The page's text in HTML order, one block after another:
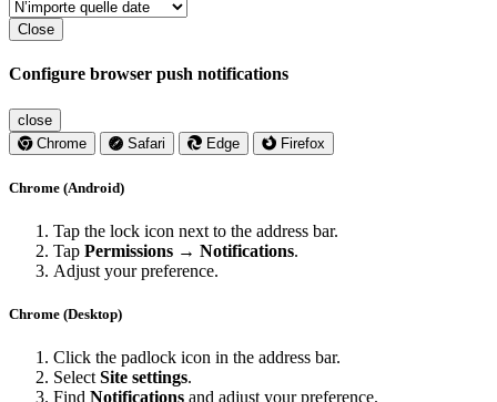
Close
Configure browser push notifications
close
Chrome
Safari Edge Firefox
Chrome (Android)
Tap the lock icon next to the address bar.
Tap Permissions → Notifications.
Adjust your preference.
Chrome (Desktop)
Click the padlock icon in the address bar.
Select Site settings.
Find Notifications and adjust your preference.